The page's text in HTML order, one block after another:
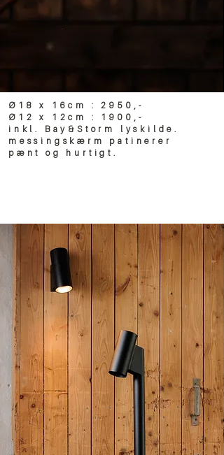
Ø18 x 16cm : 2950,-
Ø12 x 12cm : 1900,-
inkl. B ay&Storm l yskilde.
messingskærm patinerer
pænt og hurtigt.